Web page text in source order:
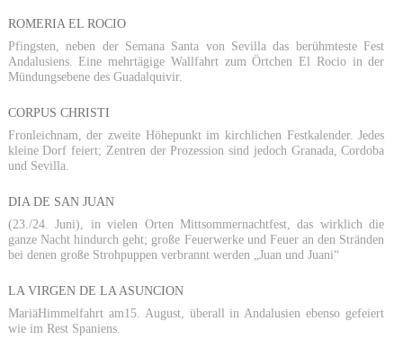
ROMERIA EL ROCIO
Pfingsten, neben der Semana Santa von Sevilla das berühmteste Fest
Andalusiens. Eine mehrtägige Wallfahrt zum Örtchen El Rocio in der
Mündungsebene des Guadalquivir.
CORPUS CHRISTI
Fronleichnam, der zweite Höhepunkt im kirchlichen Festkalender. Jedes
kleine Dorf feiert; Zentren der Prozession sind jedoch Granada, Cordoba
und Sevilla.
DIA DE SAN JUAN
(23./24. Juni), in vielen Orten Mittsommernachtfest, das wirklich die
ganze Nacht hindurch geht; große Feuerwerke und Feuer an den Stränden
bei denen große Strohpuppen verbrannt werden „Juan und Juani“
LA VIRGEN DE LA ASUNCION
MariäHimmelfahrt am15. August, überall in Andalusien ebenso gefeiert
wie im Rest Spaniens.